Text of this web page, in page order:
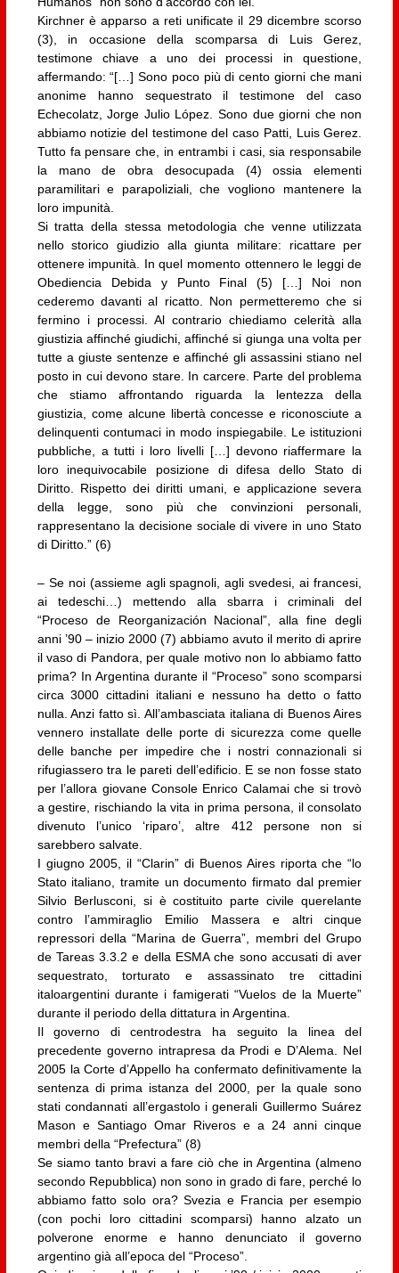
Kirchner è apparso a reti unificate il 29 dicembre scorso
(3), in occasione della scomparsa di Luis Gerez,
testimone chiave a uno dei processi in questione,
affermando: “[…] Sono poco più di cento giorni che mani
anonime hanno sequestrato il testimone del caso
Echecolatz, Jorge Julio López. Sono due giorni che non
abbiamo notizie del testimone del caso Patti, Luis Gerez.
Tutto fa pensare che, in entrambi i casi, sia responsabile
la mano de obra desocupada (4) ossia elementi
paramilitari e parapoliziali, che vogliono mantenere la
loro impunità.
Si tratta della stessa metodologia che venne utilizzata
nello storico giudizio alla giunta militare: ricattare per
ottenere impunità. In quel momento ottennero le leggi de
Obediencia Debida y Punto Final (5) […] Noi non
cederemo davanti al ricatto. Non permetteremo che si
fermino i processi. Al contrario chiediamo celerità alla
giustizia affinché giudichi, affinché si giunga una volta per
tutte a giuste sentenze e affinché gli assassini stiano nel
posto in cui devono stare. In carcere. Parte del problema
che stiamo affrontando riguarda la lentezza della
giustizia, come alcune libertà concesse e riconosciute a
delinquenti contumaci in modo inspiegabile. Le istituzioni
pubbliche, a tutti i loro livelli […] devono riaffermare la
loro inequivocabile posizione di difesa dello Stato di
Diritto. Rispetto dei diritti umani, e applicazione severa
della legge, sono più che convinzioni personali,
rappresentano la decisione sociale di vivere in uno Stato
di Diritto.” (6)
– Se noi (assieme agli spagnoli, agli svedesi, ai francesi,
ai tedeschi…) mettendo alla sbarra i criminali del
“Proceso de Reorganización Nacional”, alla fine degli
anni ’90 – inizio 2000 (7) abbiamo avuto il merito di aprire
il vaso di Pandora, per quale motivo non lo abbiamo fatto
prima? In Argentina durante il “Proceso” sono scomparsi
circa 3000 cittadini italiani e nessuno ha detto o fatto
nulla. Anzi fatto sì. All’ambasciata italiana di Buenos Aires
vennero installate delle porte di sicurezza come quelle
delle banche per impedire che i nostri connazionali si
rifugiassero tra le pareti dell’edificio. E se non fosse stato
per l’allora giovane Console Enrico Calamai che si trovò
a gestire, rischiando la vita in prima persona, il consolato
divenuto l’unico ‘riparo’, altre 412 persone non si
sarebbero salvate.
I giugno 2005, il “Clarin” di Buenos Aires riporta che “lo
Stato italiano, tramite un documento firmato dal premier
Silvio Berlusconi, si è costituito parte civile querelante
contro l’ammiraglio Emilio Massera e altri cinque
repressori della “Marina de Guerra”, membri del Grupo
de Tareas 3.3.2 e della ESMA che sono accusati di aver
sequestrato, torturato e assassinato tre cittadini
italoargentini durante i famigerati “Vuelos de la Muerte”
durante il periodo della dittatura in Argentina.
Il governo di centrodestra ha seguito la linea del
precedente governo intrapresa da Prodi e D’Alema. Nel
2005 la Corte d’Appello ha confermato definitivamente la
sentenza di prima istanza del 2000, per la quale sono
stati condannati all’ergastolo i generali Guillermo Suárez
Mason e Santiago Omar Riveros e a 24 anni cinque
membri della “Prefectura” (8)
Se siamo tanto bravi a fare ciò che in Argentina (almeno
secondo Repubblica) non sono in grado di fare, perché lo
abbiamo fatto solo ora? Svezia e Francia per esempio
(con pochi loro cittadini scomparsi) hanno alzato un
polverone enorme e hanno denunciato il governo
argentino già all’epoca del “Proceso”.